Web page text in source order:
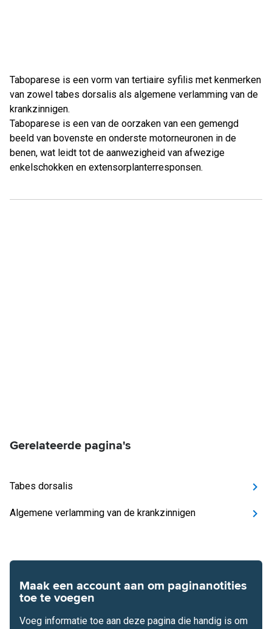
Taboparese is een vorm van tertiaire syfilis met kenmerken
van zowel tabes dorsalis als algemene verlamming van de
krankzinnigen.
Taboparese is een van de oorzaken van een gemengd
beeld van bovenste en onderste motorneuronen in de
benen, wat leidt tot de aanwezigheid van afwezige
enkelschokken en extensorplanterresponsen.
Gerelateerde pagina's
Tabes dorsalis
Algemene verlamming van de krankzinnigen
Maak een account aan om paginanotities
toe te voegen
Voeg informatie toe aan deze pagina die handig is om